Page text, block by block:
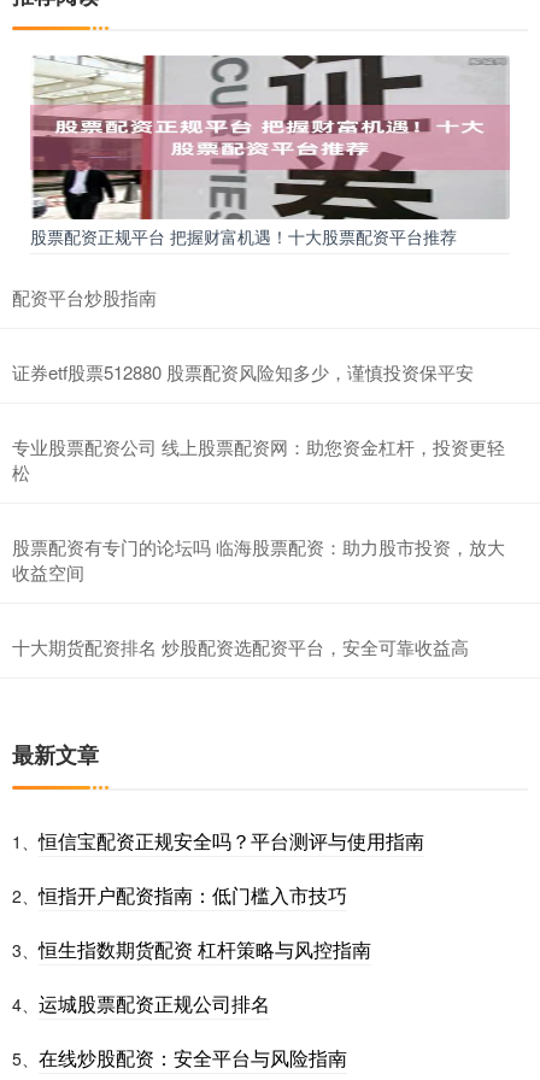
股票配资正规平台 把握财富机遇！十大股票配资平台推荐
配资平台炒股指南
证券etf股票512880 股票配资风险知多少，谨慎投资保平安
专业股票配资公司 线上股票配资网：助您资金杠杆，投资更轻
松
股票配资有专门的论坛吗 临海股票配资：助力股市投资，放大
收益空间
十大期货配资排名 炒股配资选配资平台，安全可靠收益高
最新文章
1、恒信宝配资正规安全吗？平台测评与使用指南
2、恒指开户配资指南：低门槛入市技巧
3、恒生指数期货配资 杠杆策略与风控指南
4、 运城股票配资正规公司排名
5、 在线炒股配资：安全平台与风险指南